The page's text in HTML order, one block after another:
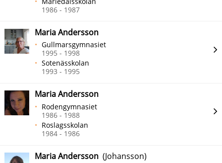
1986 - 1987
Maria Andersson
Gullmarsgymnasiet
1995 - 1998
Sotenässkolan
1993 - 1995
Maria Andersson
Rodengymnasiet
1986 - 1988
Roslagsskolan
1984 - 1986
Maria Andersson (Johansson)